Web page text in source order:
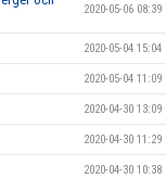
2020-05-06 08:39
2020-05-04 15:04
2020-05-04 11:09
2020-04-30 13:09
2020-04-30 11:29
2020-04-30 10:38